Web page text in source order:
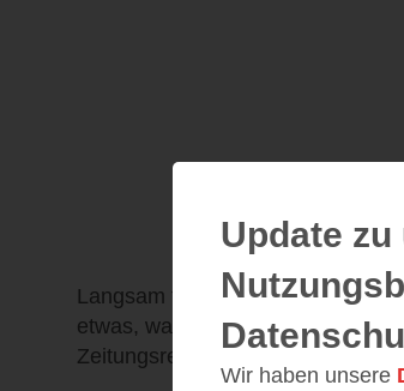
Langsam tastet man sich heran,
etwas, was sich erhebt und
Zeitungsrecherche wird
Update
Wir haben unsere